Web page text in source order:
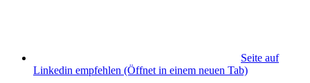
Seite auf
Linkedin empfehlen (Öffnet in einem neuen Tab)